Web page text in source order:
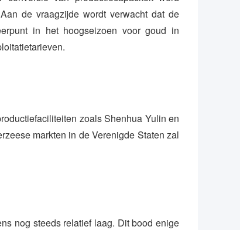
de vraagzijde wordt verwacht dat de
in het hoogseizoen voor goud in
zoals Shenhua Yulin en
markten in de Verenigde Staten zal
nog steeds relatief laag. Dit bood enige